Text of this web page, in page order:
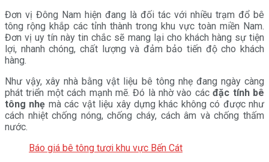
Đơn vị Đông Nam hiện đang là đối tác với nhiều trạm đổ bê
tông rộng khắp các tỉnh thành trong khu vực toàn miền Nam.
Đơn vị uy tín này tin chắc sẽ mang lại cho khách hàng sự tiện
lợi, nhanh chóng, chất lượng và đảm bảo tiến độ cho khách
hàng.
Như vậy, xây nhà bằng vật liệu bê tông nhẹ đang ngày càng
phát triển một cách mạnh mẽ. Đó là nhờ vào cácđặc tính bê
tông nhẹ mà các vật liệu xây dựng khác không có được như
cách nhiệt chống nóng, chống cháy, cách âm và chống thấm
nước.
Báo giá bê tông tươi khu vực Bến Cát